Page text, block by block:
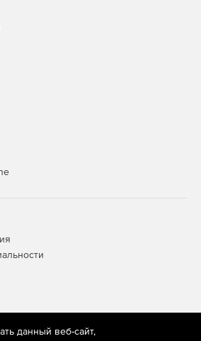
данный веб-сайт,